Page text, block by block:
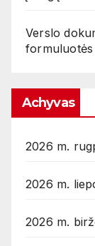
Verslo
Achyvas
2026 m.
2026 m.
2026 m.